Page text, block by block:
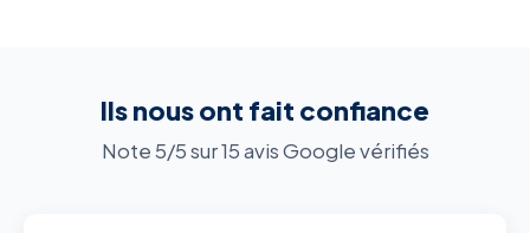
Ils nous ont fait confiance
Note 5/5 sur 15 avis Google vérifiés